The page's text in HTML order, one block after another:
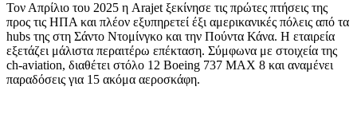
Τον Απρίλιο του 2025 η Arajet ξεκίνησε τις πρώτες πτήσεις της
προς τις ΗΠΑ και πλέον εξυπηρετεί έξι αμερικανικές πόλεις από τα
hubs της στη Σάντο Ντομίνγκο και την Πούντα Κάνα. Η εταιρεία
εξετάζει μάλιστα περαιτέρω επέκταση. Σύμφωνα με στοιχεία της
ch-aviation, διαθέτει στόλο 12 Boeing 737 MAX 8 και αναμένει
παραδόσεις για 15 ακόμα αεροσκάφη.